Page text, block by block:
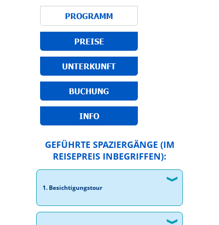
PROGRAMM
PREISE
UNTERKUNFT
BUCHUNG
INFO
GEFÜHRTE SPAZIERGÄNGE (IM
REISEPREIS INBEGRIFFEN):
1. Besichtigungstour